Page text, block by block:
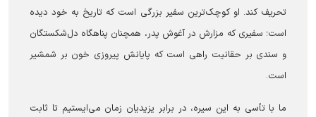
تحریف کند. او کوچک‌ترین سفیر بزرگی است که تاریخ به خود دیده
است؛ سفیری که مزارش در آغوش پدر، همچنان پناهگاه دل‌شکستگان
و سندی بر حقانیت راهی است که پایانش پیروزی خون بر شمشیر
است.
ما با تأسی به این سیره، در برابر یزیدیان زمان می‌ایستیم تا ثابت